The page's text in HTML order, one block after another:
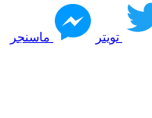
تويتر ماسنجر